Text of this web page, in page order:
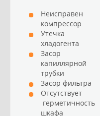
Неисправен
компрессор
Утечка
хладогента
Засор
капиллярной
трубки
Засор фильтра
Отсутствует
герметичность
шкафа